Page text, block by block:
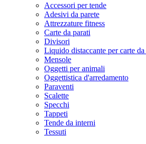
Accessori per tende
Adesivi da parete
Attrezzature fitness
Carte da parati
Divisori
Liquido distaccante per carte da
Mensole
Oggetti per animali
Oggettistica d'arredamento
Paraventi
Scalette
Specchi
Tappeti
Tende da interni
Tessuti